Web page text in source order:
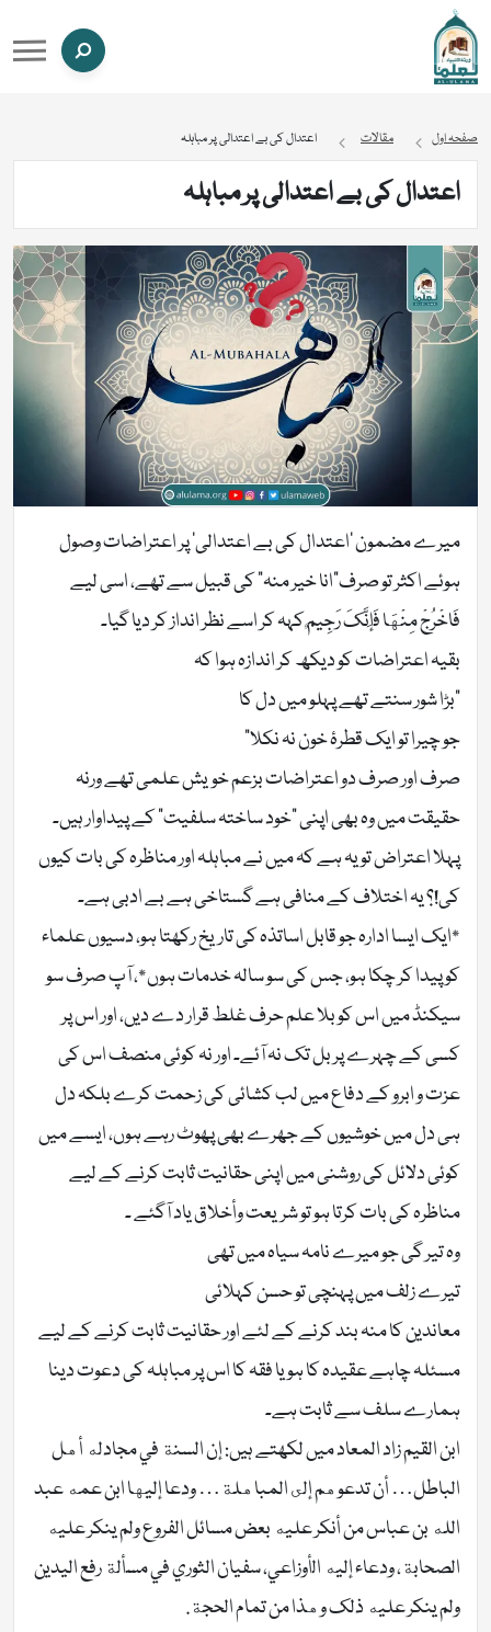
صفحہ اول مقالات اعتدال کی بے اعتدالی پر مباہلہ
اعتدال کی بے اعتدالی پر مباہلہ
میرے مضمون ‘اعتدال کی بے اعتدالی’ پر اعتراضات وصول
ہوئے اکثر تو صرف”انا خیر منہ” كی قبیل سے تھے، اسی لیے
فَاخْرُجْ مِنْهَا فَإِنَّكَ رَجِيمٌ کہہ کر اسے نظر انداز کر دیا گیا۔
بقیہ اعتراضات کو دیکھ کر اندازہ ہوا کہ
“بڑا شور سنتے تھے پہلو میں دل کا
جو چیرا تو ایک قطرۂ خون نہ نکلا”
صرف اور صرف دو اعتراضات بزعم خویش علمی تھے ورنہ
حقیقت میں وہ بھی اپنی “خود ساختہ سلفیت” کے پیداوار ہیں۔
پہلا اعتراض تو یہ ہے کہ میں نے مباہلہ اور مناظرہ کی بات کیوں
کی!؟ یہ اختلاف کے منافی ہے گستاخی ہے بے ادبی ہے۔
*ایک ایسا ادارہ جو قابل اساتذہ کی تاریخ رکھتا ہو، دسیوں علماء
کو پیدا کر چکا ہو، جس کی سو سالہ خدمات ہوں*، آپ صرف سو
سیکنڈ میں اس کو بلا علم حرف غلط قرار دے دیں، اور اس پر
کسی کے چہرے پر بل تک نہ آئے۔ اور نہ کوئی منصف اس کی
عزت و ابرو کے دفاع میں لب کشائی کی زحمت کرے بلکہ دل
ہی دل میں خوشیوں کے جھرے بھی پھوٹ رہے ہوں، ایسے میں
کوئی دلائل کی روشنی میں اپنی حقانیت ثابت کرنے کے لیے
مناظرہ کی بات کرتا ہو تو شریعت وأخلاق یاد آگئے ۔
وہ تیر گی جو میرے نامہ سیاہ میں تھی
تیرے زلف میں پہنچی تو حسن کہلائی
معاندین کا منہ بند کرنے کے لئے اور حقانیت ثابت کرنے کے لیے
مسئلہ چاہے عقیدہ کا ہو یا فقہ کا اس پر مباہلہ کی دعوت دینا
ہمارے سلف سے ثابت ہے۔
ابن القیم زاد المعاد میں لکھتے ہیں: إن السنة في مجادله أهل
الباطل… أن تدعوهم إلى المباهلة… ودعا إليها ابن عمه عبد
الله بن عباس من أنكر عليه بعض مسائل الفروع ولم ينكر عليه
الصحابة، ودعاء إليه الأوزاعي، سفيان الثوري في مسألة رفع اليدين
ولم ينكر عليه ذلك وهذا من تمام الحجة.